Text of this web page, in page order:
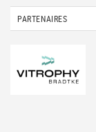
PARTENAIRES